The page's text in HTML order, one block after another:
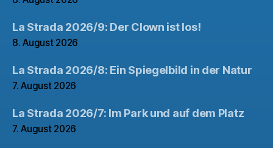
La Strada 2026/9: Der Clown ist los!
8. August 2026
La Strada 2026/8: Ein Spiegelbild in der Natur
7. August 2026
La Strada 2026/7: Im Park und auf dem Platz
7. August 2026